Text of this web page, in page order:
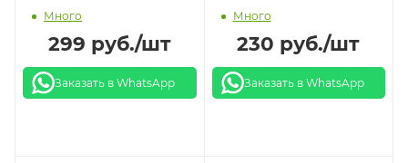
Electric белый
Много
299 руб./шт
Заказать в WhatsApp
Много
230 руб./шт
Заказать в WhatsApp